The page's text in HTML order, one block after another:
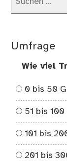
Umfrage
Wie viel
0 bis 50
51 bis 100
101 bis
201 bis